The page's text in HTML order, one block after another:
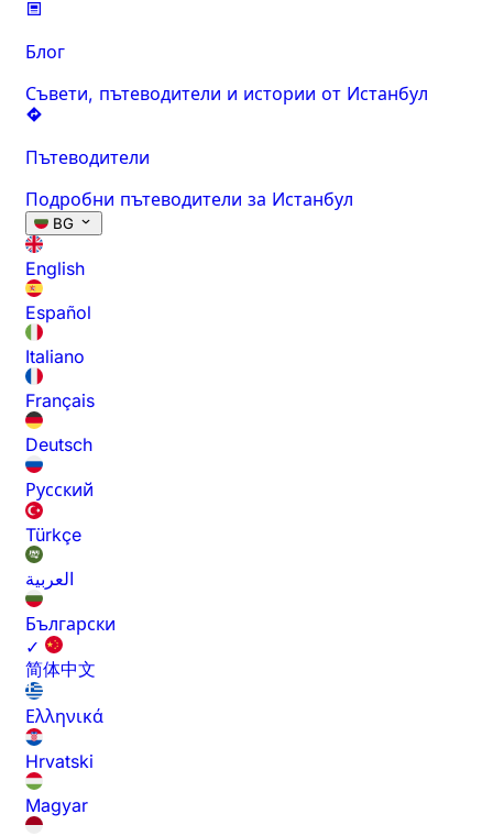
Блог
Съвети, пътеводители и истории от Истанбул
Пътеводители
Подробни пътеводители за Истанбул
BG
English
Español
Italiano
Français
Deutsch
Русский
Türkçe
العربية
Български
✓
简体中文
Ελληνικά
Hrvatski
Magyar